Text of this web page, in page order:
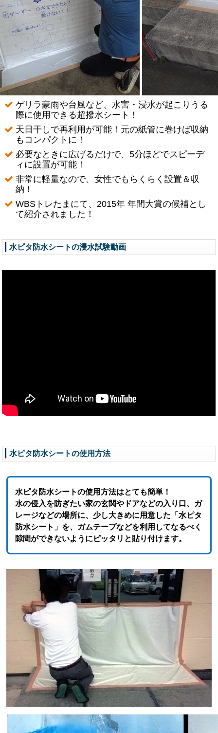
ゲリラ豪雨や台風など、水害・浸水が起こりうる
際に使用できる超撥水シート！
天日干しで再利用が可能！元の紙管に巻けば収納
もコンパクトに！
必要なときに広げるだけで、5分ほどでスピーデ
ィに設置が可能！
非常に軽量なので、女性でもらくらく設置＆収
納！
WBSトレたまにて、2015年 年間大賞の候補とし
て紹介されました！
水ピタ防水シートの浸水試験動画
水ピタ防水シートの使用方法
水ピタ防水シートの使用方法はとても簡単！
水の侵入を防ぎたい家の玄関やドアなどの入り口、ガ
レージなどの場所に、少し大きめに用意した「水ピタ
防水シート」を、ガムテープなどを利用してなるべく
隙間ができないようにピッタリと貼り付けます。